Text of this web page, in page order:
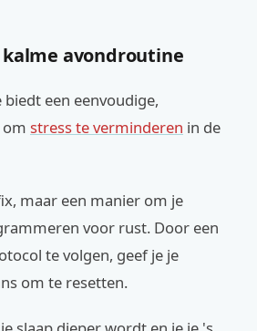
kalme avondroutine
een eenvoudige,
stress te verminderen in de
maar een manier om je
voor rust. Door een
te volgen, geef je je
om te resetten.